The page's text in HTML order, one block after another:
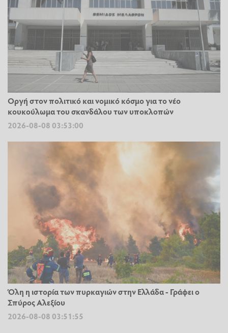
Οργή στον πολιτικό και νομικό κόσμο για το νέο
κουκούλωμα του σκανδάλου των υποκλοπών
2026-08-08 03:53:00
Όλη η ιστορία των πυρκαγιών στην Ελλάδα - Γράφει ο
Σπύρος Αλεξίου
2026-08-08 03:51:55